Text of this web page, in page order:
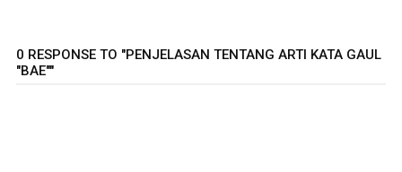
0 RESPONSE TO "PENJELASAN TENTANG ARTI KATA GAUL
"BAE""